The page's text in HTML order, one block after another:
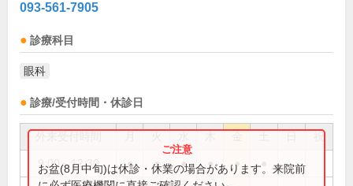
093-561-7905
診療科目
眼科
診療/受付時間・休診日
祝
9:00～12:30 ● ● ● ● ●
お盆(8月中旬)は休診・休業の場合があります。来院前